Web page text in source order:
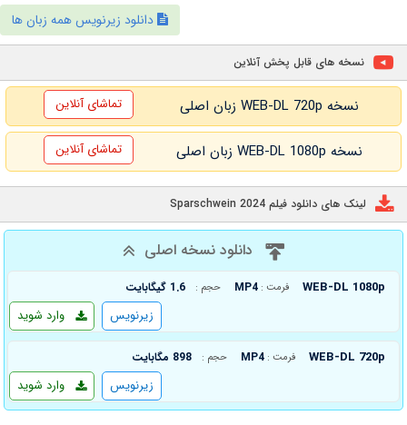
دانلود زیرنویس همه زبان ها
نسخه های قابل پخش آنلاین
نسخه WEB-DL 720p زبان اصلی تماشای آنلاین
نسخه WEB-DL 1080p زبان اصلی تماشای آنلاین
لینک های دانلود فیلم Sparschwein 2024
دانلود نسخه اصلی
WEB-DL 1080p فرمت : MP4 حجم : 1.6 گیگابایت
وارد شوید زیرنویس
WEB-DL 720p فرمت : MP4 حجم : 898 مگابایت
وارد شوید زیرنویس